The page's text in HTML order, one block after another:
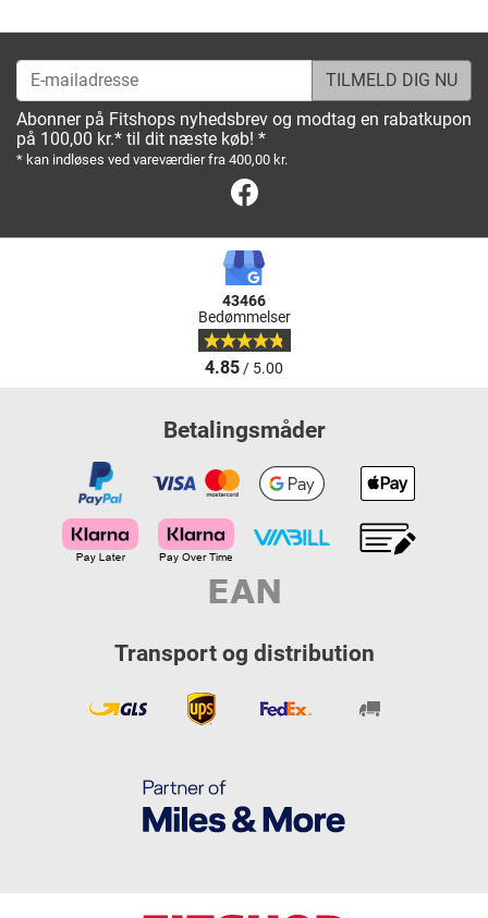
E-mailadresse
Abonner på Fitshops nyhedsbrev og modtag en rabatkupon
på 100,00 kr.* til dit næste køb! *
* kan indløses ved vareværdier fra 400,00 kr.
43466
Bedømmelser
4.85/ 5.00
Betalingsmåder
Transport og distribution